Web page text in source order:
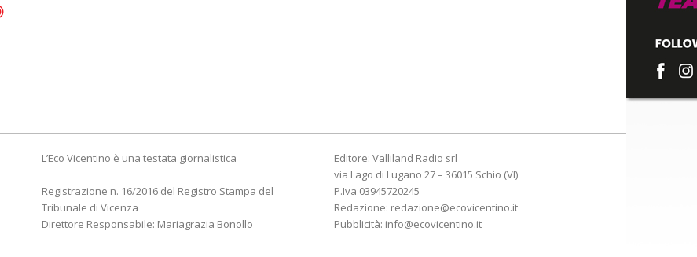
L’Eco Vicentino è una testata giornalistica
Registrazione n. 16/2016 del Registro Stampa del
Tribunale di Vicenza
Direttore Responsabile: Mariagrazia Bonollo
Editore: Valliland Radio srl
via Lago di Lugano 27 – 36015 Schio (VI)
P.Iva 03945720245
Redazione: redazione@ecovicentino.it
Pubblicità: info@ecovicentino.it